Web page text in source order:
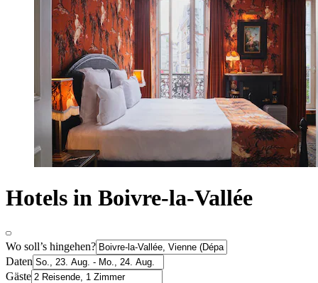
Hotels in Boivre-la-Vallée
Wo soll’s hingehen?
Daten
Gäste